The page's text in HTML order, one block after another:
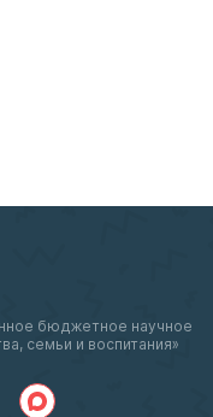
бюджетное научное
семьи и воспитания»